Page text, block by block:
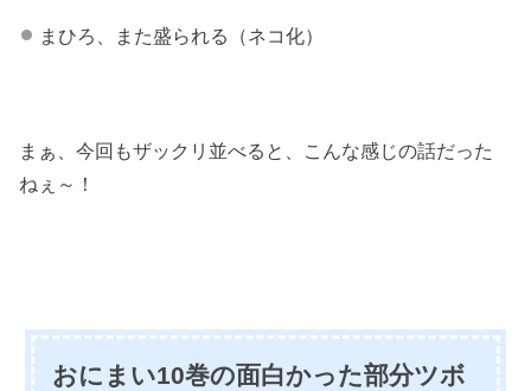
まひろ、また盛られる（ネコ化）
まぁ、今回もザックリ並べると、こんな感じの話だった
ねぇ～！
おにまい10巻の面白かった部分ツボ